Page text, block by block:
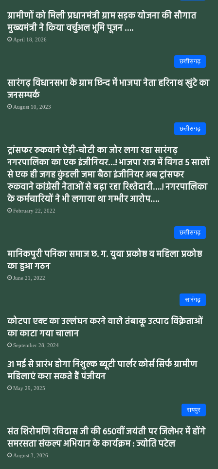
ग्रामीणों को मिली प्रधानमंत्री ग्राम सड़क योजना की सौगात
मुख्यमंत्री ने किया वर्चुअल भूमि पूजन ….
April 18, 2026
छत्तीसगढ़
सारंगढ़ विधानसभा के ग्राम छिन्द में भाजपा नेता हरिनाथ खुंटे का
जनसम्पर्क
August 10, 2023
छत्तीसगढ़
ट्रांसफर रुकवाने ऐड़ी-चोटी का जोर लगा रहा सारंगढ़
नगरपालिका का एक इंजीनियर…! भाजपा राज में विगत 5 सालों
से एक ही जगह कुंडली जमा बैठा इंजीनियर अब ट्रांसफर
रुकवाने कांग्रेसी नेताओं से बढ़ा रहा रिश्तेदारी….! नगरपालिका
के कर्मचारियों ने भी लगाया था गम्भीर आरोप….
February 22, 2022
छत्तीसगढ़
मानिकपुरी पनिका समाज छ. ग. युवा प्रकोष्ठ व महिला प्रकोष्ठ
का हुआ गठन
June 21, 2022
सारंगढ़
कोटपा एक्ट का उल्लंघन करने वाले तंबाकू उत्पाद विक्रेताओं
का काटा गया चालान
September 28, 2024
31 मई से प्रारंभ होगा निशुल्क ब्यूटी पार्लर कोर्स सिर्फ ग्रामीण
महिलाएं करा सकते हैं पंजीयन
May 29, 2025
रायपुर
संत शिरोमणि रविदास जी की 650वीं जयंती पर जिलेभर में होंगे
समरसता संकल्प अभियान के कार्यक्रम : ज्योति पटेल
August 3, 2026